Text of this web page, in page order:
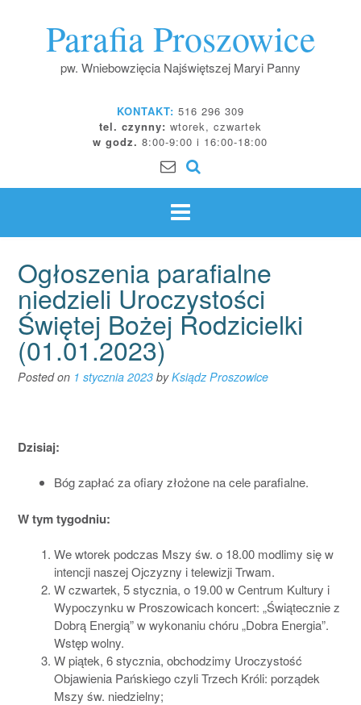
Parafia Proszowice
pw. Wniebowzięcia Najświętszej Maryi Panny
KONTAKT: 516 296 309
tel. czynny: wtorek, czwartek
w godz. 8:00-9:00 i 16:00-18:00
Ogłoszenia parafialne
niedzieli Uroczystości
Świętej Bożej Rodzicielki
(01.01.2023)
Posted on 1 stycznia 2023 byKsiądz Proszowice
Dzisiaj:
Bóg zapłać za ofiary złożone na cele parafialne.
W tym tygodniu:
We wtorek podczas Mszy św. o 18.00 modlimy się w
intencji naszej Ojczyzny i telewizji Trwam.
W czwartek, 5 stycznia, o 19.00 w Centrum Kultury i
Wypoczynku w Proszowicach koncert: „Świątecznie z
Dobrą Energią” w wykonaniu chóru „Dobra Energia”.
Wstęp wolny.
W piątek, 6 stycznia, obchodzimy Uroczystość
Objawienia Pańskiego czyli Trzech Króli: porządek
Mszy św. niedzielny;